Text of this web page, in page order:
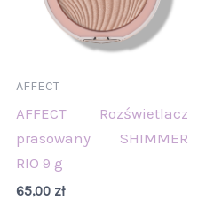
AFFECT
AFFECT Rozświetlacz
prasowany SHIMMER
RIO 9 g
65,00 zł